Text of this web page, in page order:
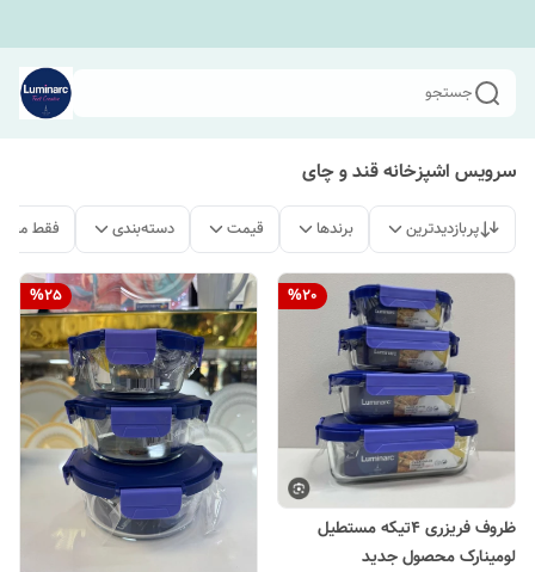
جستجو
سرویس اشپزخانه قند و چای
پربازدیدترین برندها قیمت دسته‌بندی فقط
%20
ظروف فریزری ۴تیکه مستطیل
لومینارک محصول جدید
%25